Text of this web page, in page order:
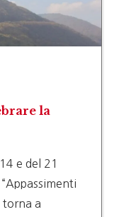
la
e del 21
torna a